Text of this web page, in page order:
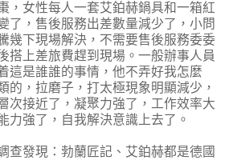
，女性每人一套艾鉑赫鍋具和一箱紅
了，售後服務出差數量減少了，小問
幾下現場解決，不需要售後服務委委
搭上差旅費趕到現場。一般辦事人員
這是誰誰的事情，他不弄好我怎麼
的，拉磨子，打太極現象明顯減少，
次接近了，凝聚力強了，工作效率大
力強了，自我解決意識上去了。
發現：勃蘭匠記、艾鉑赫都是德國